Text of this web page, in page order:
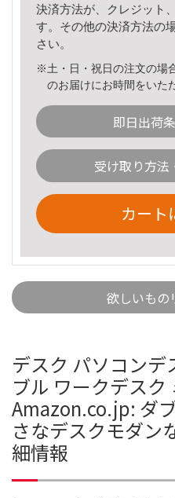
決済方法が、クレジット
す。その他の決済方法の
さい。
※土・日・祝日の注文の場
のお届けにお時間をいた
即日出荷
受け取り方法
カート
欲しいもの
デスク パソコンデ
ブル ワークデスク
Amazon.co.jp: ダ
さなデスクモダン
細情報